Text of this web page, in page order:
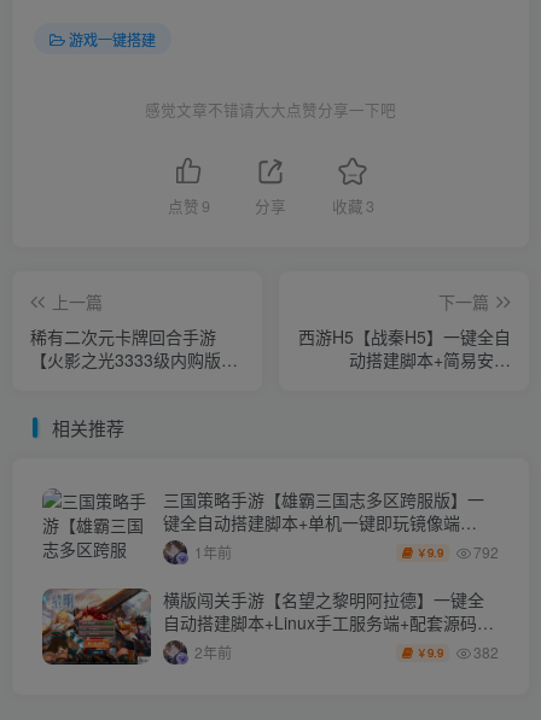
游戏一键搭建
感觉文章不错请大大点赞分享一下吧
点赞 9 分享 收藏 3
上一篇
稀有二次元卡牌回合手游
【火影之光3333级内购版】
+自定义英雄+GM授权后台
下一篇
西游H5【战秦H5】一键全自
动搭建脚本+简易安卓
相关推荐
三国策略手游【雄霸三国志多区跨服版】一
键全自动搭建脚本+单机一键即玩镜像端
+Linux手工服务端++CDK授权后台+安卓+详
细搭建教程+视频教程
1年前 ￥9.9 792
横版闯关手游【名望之黎明阿拉德】一键全
自动搭建脚本+Linux手工服务端+配套源码
+WEB管理后台+GM授权后台+安卓苹果双端
+详细搭建教程+视频教程
2年前 ￥9.9 382